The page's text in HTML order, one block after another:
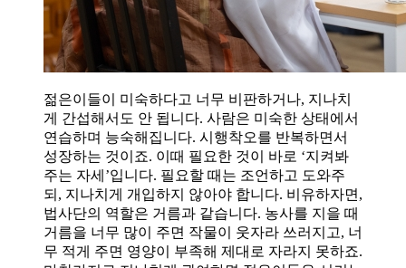
젊은이들이 미숙하다고 너무 비판하거나, 지나치
게 간섭해서도 안 됩니다. 사람은 미숙한 상태에서
연습하며 능숙해집니다. 시행착오를 반복하면서
성장하는 것이죠. 이때 필요한 것이 바로 ‘지켜봐
주는 자세’입니다. 필요할 때는 조언하고 도와주
되, 지나치게 개입하지 않아야 합니다. 비유하자면,
법사단의 역할은 거름과 같습니다. 농사를 지을 때
거름을 너무 많이 주면 작물이 웃자라 쓰러지고, 너
무 적게 주면 영양이 부족해 제대로 자라지 못하죠.